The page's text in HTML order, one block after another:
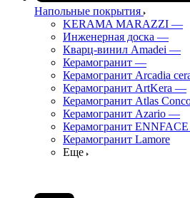
Напольные покрытия
KERAMA MARAZZI —
Инженерная доска —
Кварц-винил Amadei —
Керамогранит —
Керамогранит Arcadia
Керамогранит ArtKera —
Керамогранит Atlas
Керамогранит Azario —
Керамогранит ENNFACE
Керамогранит Lamore
Еще